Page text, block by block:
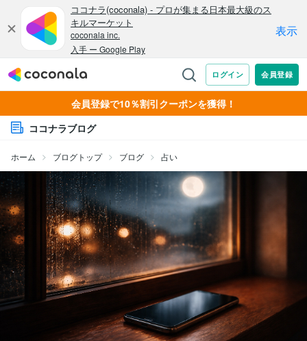
会員登録で10％割引クーポンを獲得！
ココナラブログ
ホーム ブログトップ ブログ 占い